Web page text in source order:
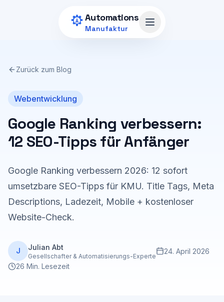
Automations
Manufaktur Menü öffnen
Zurück zum Blog
Webentwicklung
Google Ranking verbessern:
12 SEO-Tipps für Anfänger
Google Ranking verbessern 2026: 12 sofort
umsetzbare SEO-Tipps für KMU. Title Tags, Meta
Descriptions, Ladezeit, Mobile + kostenloser
Website-Check.
J Julian Abt
Gesellschafter & Automatisierungs-Experte
24. April 2026
26 Min. Lesezeit